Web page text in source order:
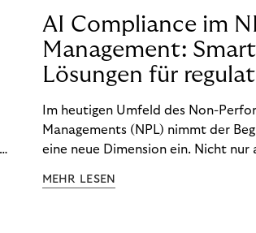
AI Compliance im
Management:
Lösungen für
Sicherheit
Im heutigen Umfeld des Non-
Managements (NPL) nimmt der
eine neue Dimension ein. Nicht nur
Wettbewerbsvorteil. In einem
MEHR LESEN